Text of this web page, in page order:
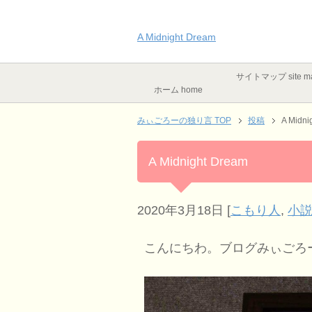
A Midnight Dream
ホーム home
サイトマップ site
みぃごろーの独り言 TOP 投稿 A
A Midnight Dream
2020年3月18日 [こもり人 , 小説
こんにちわ。ブログみぃご